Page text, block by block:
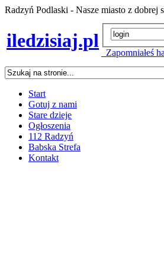
Radzyń Podlaski - Nasze miasto z dobrej
iledzisiaj.pl
Zapomniałeś
Start
Gotuj z nami
Stare dzieje
Ogłoszenia
112 Radzyń
Babska Strefa
Kontakt